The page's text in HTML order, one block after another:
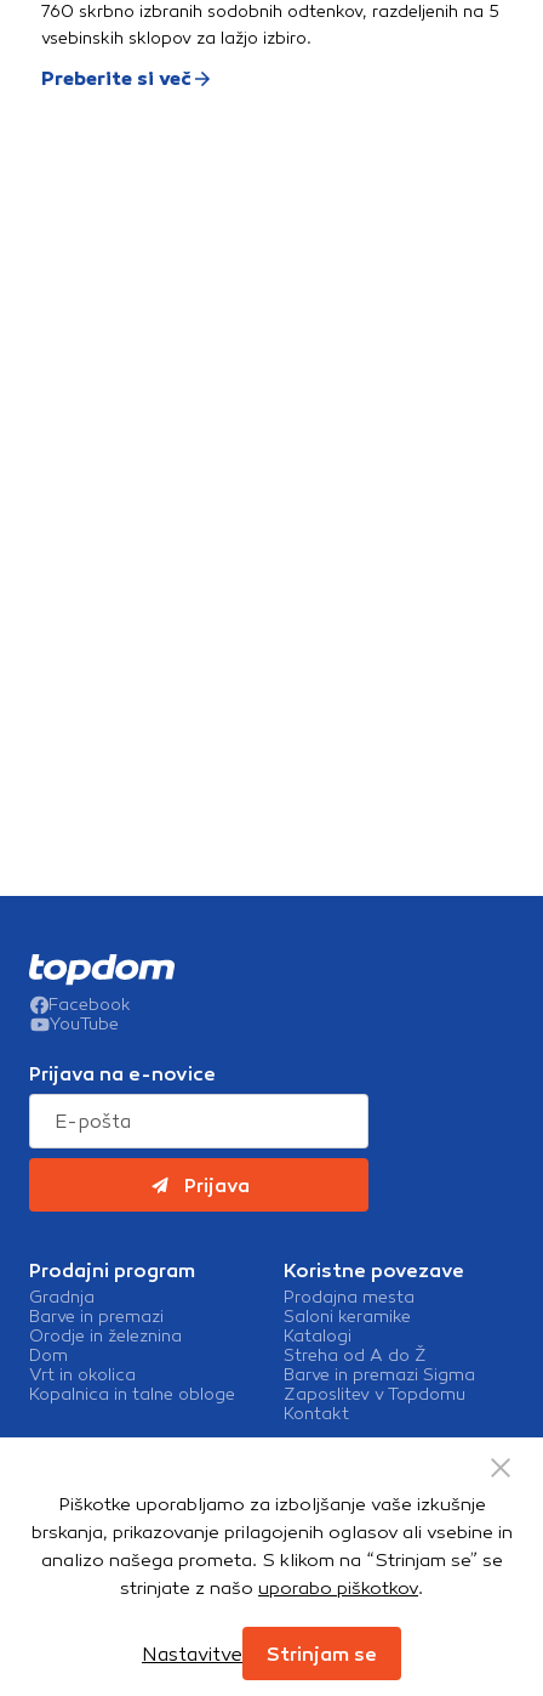
760 skrbno izbranih sodobnih odtenkov, razdeljenih na 5
vsebinskih sklopov za lažjo izbiro.
Preberite si več
Facebook
YouTube
Prijava na e-novice
Prijava
Prodajni program
Gradnja
Barve in premazi
Orodje in železnina
Dom
Vrt in okolica
Kopalnica in talne obloge
Koristne povezave
Prodajna mesta
Saloni keramike
Katalogi
Streha od A do Ž
Barve in premazi Sigma
Zaposlitev v Topdomu
Kontakt
Mešalnice barv
Dostava
Zasebnost in piškotki
Piškotke uporabljamo za izboljšanje vaše izkušnje
brskanja, prikazovanje prilagojenih oglasov ali vsebine in
analizo našega prometa. S klikom na “Strinjam se” se
strinjate z našo uporabo piškotkov.
Nastavitve Strinjam se